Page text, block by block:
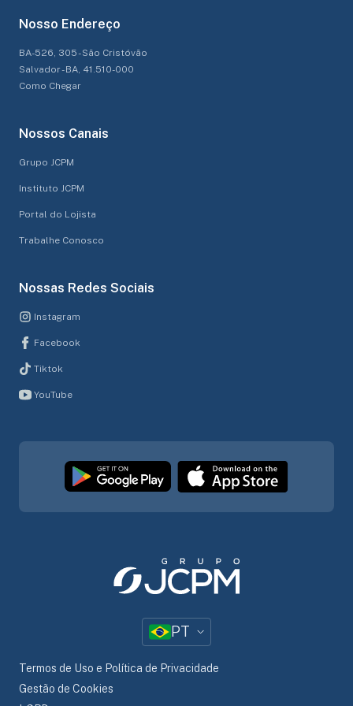
Nosso Endereço
BA-526, 305 - São Cristóvão
Salvador - BA, 41.510-000
Como Chegar
Nossos Canais
Grupo JCPM
Instituto JCPM
Portal do Lojista
Trabalhe Conosco
Nossas Redes Sociais
Instagram
Facebook
Tiktok
YouTube
PT
Termos de Uso e Política de Privacidade
Gestão de Cookies